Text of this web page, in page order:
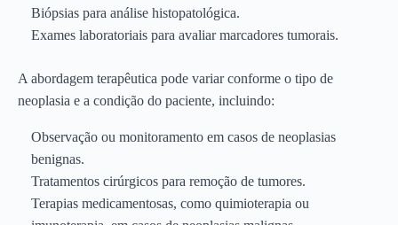
Biópsias para análise histopatológica.
Exames laboratoriais para avaliar marcadores tumorais.
A abordagem terapêutica pode variar conforme o tipo de
neoplasia e a condição do paciente, incluindo:
Observação ou monitoramento em casos de neoplasias
benignas.
Tratamentos cirúrgicos para remoção de tumores.
Terapias medicamentosas, como quimioterapia ou